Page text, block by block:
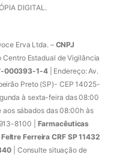
DIGITAL.
Erva Ltda. – CNPJ
Estadual de Vigilância
000393-1-4| Endereço: Av.
Preto (SP)- CEP 14025-
à sexta-feira das 08:00
aos sábados das 08:00h às
8100 | Farmacêuticas
Ferreira CRF SP 11432
| Consulte situação de